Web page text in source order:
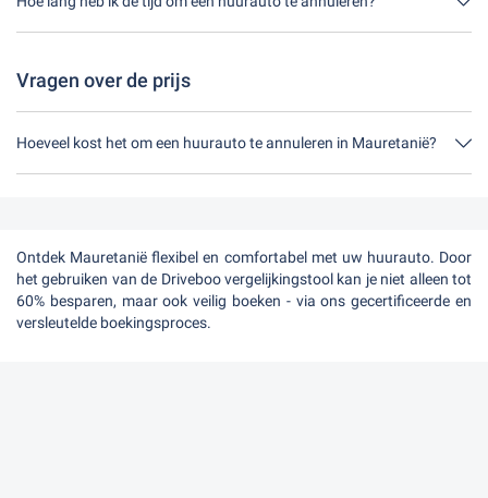
Ontdek Mauretanië flexibel en comfortabel met uw huurauto. Door
het gebruiken van de Driveboo vergelijkingstool kan je niet alleen tot
60% besparen, maar ook veilig boeken - via ons gecertificeerde en
versleutelde boekingsproces.
verzekering hoeft af te sluiten.
Je hebt tot 24 uur voor verhuur binnen de openingstijden van
Vragen over de prijs
Hoeveel kost het om een huurauto te annuleren in Mauretanië?
Tot 24 uur voor aanvang van de huur kost een annulering tijdens